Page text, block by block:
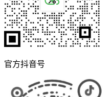
官方抖音号